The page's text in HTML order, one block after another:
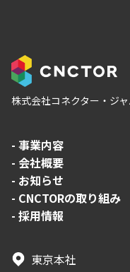
株式会社コネクター・ジ
東京本社
- 事業内容
- 会社概要
- お知らせ
- CNCTORの取り組み
- 採用情報